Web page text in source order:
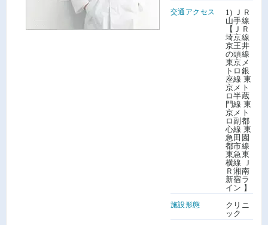
交通アクセス
1) ＪＲ
山手線
【ＪＲ
埼京線
京王井
の頭線
東京メ
トロ銀
座線 東
京メト
ロ半蔵
門線 東
京メト
ロ副都
心線 東
急田園
都市線
東急東
横線 Ｊ
Ｒ湘南
新宿ラ
イン 】
施設形態
クリニ
ック